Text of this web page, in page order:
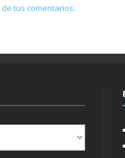
tus comentarios.